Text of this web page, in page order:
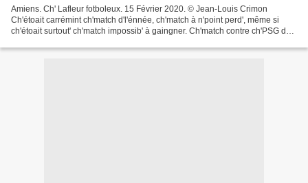
Amiens. Ch' Lafleur fotboleux. 15 Février 2020. © Jean-Louis Crimon
Ch'étoait carrémint ch'match d'l'énnée, ch'match à n'point perd', même si
ch'étoait surtout' ch'match impossib' à gaingner. Ch'match contre ch'PSG du